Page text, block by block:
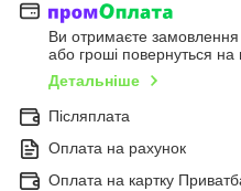
Ви отримаєте замовлення
або гроші повернуться на
Детальніше
Післяплата
Оплата на рахунок
Оплата на картку